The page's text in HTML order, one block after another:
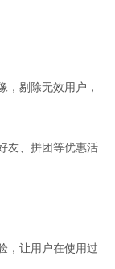
，剔除无效用户，
友、拼团等优惠活
，让用户在使用过